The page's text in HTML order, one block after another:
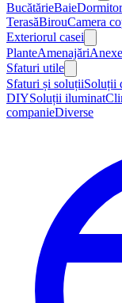
BucătărieBaieDormitor
TerasăBirouCamera
Exteriorul casei
PlanteAmenajări
Sfaturi utile
Sfaturi și soluțiiSoluții
DIYSoluții iluminat
companieDiverse